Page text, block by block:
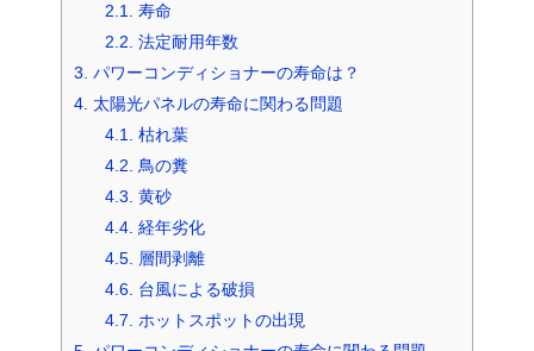
2.1. 寿命
2.2. 法定耐用年数
3. パワーコンディショナーの寿命は？
4. 太陽光パネルの寿命に関わる問題
4.1. 枯れ葉
4.2. 鳥の糞
4.3. 黄砂
4.4. 経年劣化
4.5. 層間剥離
4.6. 台風による破損
4.7. ホットスポットの出現